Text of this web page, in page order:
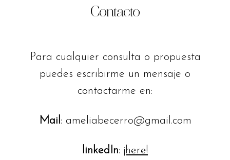
Visual
Designer
Contacto
Para cualquier consulta o propuesta
puedes escribirme un mensaje o
contactarme en:
Mail: ameliabecerro@gmail.com
linkedIn: ¡here!